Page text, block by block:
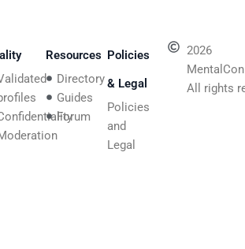
Resources
Directory
Guides
Forum
Policies
& Legal
Policies
and
Legal
2026
All rights